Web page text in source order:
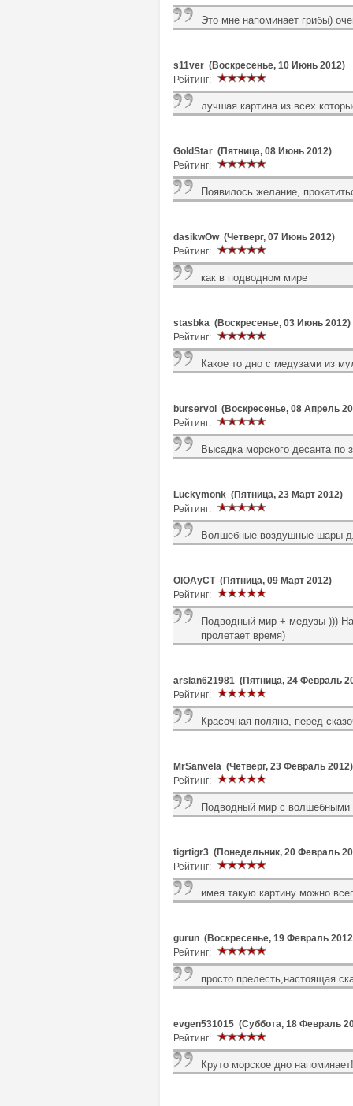
Это мне напоминает грибы)
s11ver (Воскресенье, 10 Июнь 2012)
Рейтинг:
лучшая картина из всех
GoldStar (Пятница, 08 Июнь 2012)
Рейтинг:
Появилось желание,
dasikwOw (Четверг, 07 Июнь 2012)
Рейтинг:
как в подводном мире
stasbka (Воскресенье, 03 Июнь 2012)
Рейтинг:
Какое то дно с медузами из
burservol (Воскресенье, 08 Апрель
Рейтинг:
Высадка морского десанта по
Luckymonk (Пятница, 23 Март 2012)
Рейтинг:
Волшебные воздушные шары
OlOAyCT (Пятница, 09 Март 2012)
Рейтинг:
Подводный мир + медузы ))) На
пролетает время)
arslan621981 (Пятница, 24 Февраль
Рейтинг:
Красочная поляна, перед
MrSanvela (Четверг, 23 Февраль 2012)
Рейтинг:
Подводный мир с волшебными
tigrtigr3 (Понедельник, 20 Февраль
Рейтинг:
имея такую картину можно
gurun (Воскресенье, 19 Февраль
Рейтинг:
просто прелесть,настоящая
evgen531015 (Суббота, 18 Февраль
Рейтинг:
Круто морское дно напоминает!